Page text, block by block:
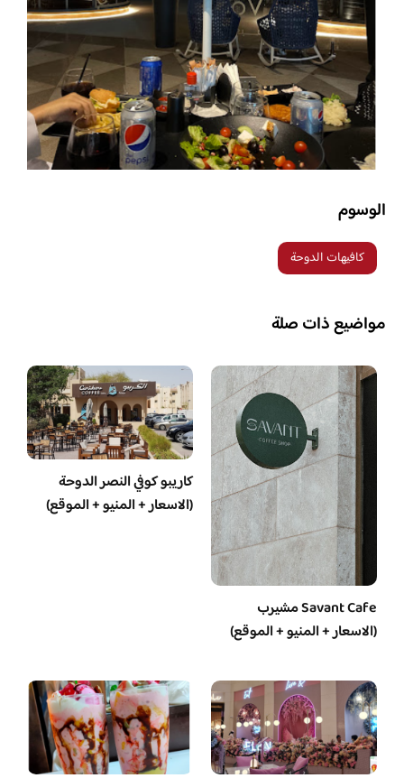
الوسوم
كافيهات الدوحة
مواضيع ذات صلة
Savant Cafe مشيرب
(الاسعار + المنيو + الموقع)
كاريبو كوفي النصر الدوحة
(الاسعار + المنيو + الموقع)